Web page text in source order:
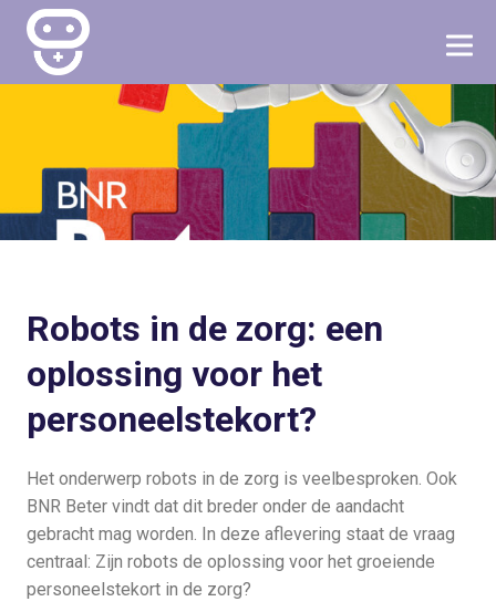
Robots in de zorg: een
oplossing voor het
personeelstekort?
Het onderwerp robots in de zorg is veelbesproken. Ook
BNR Beter vindt dat dit breder onder de aandacht
gebracht mag worden. In deze aflevering staat de vraag
centraal: Zijn robots de oplossing voor het groeiende
personeelstekort in de zorg?